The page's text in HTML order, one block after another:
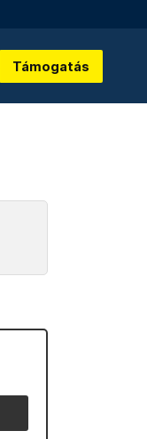
Támogatás